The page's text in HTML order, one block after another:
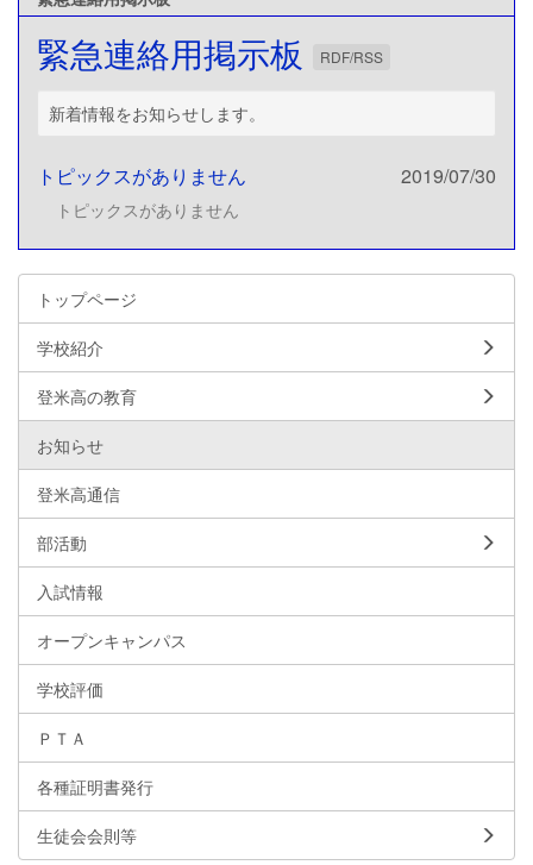
緊急連絡用掲示板 RDF/RSS
新着情報をお知らせします。
トピックスがありません 2019/07/30
トピックスがありません
トップページ
学校紹介
登米高の教育
お知らせ
登米高通信
部活動
入試情報
オープンキャンパス
学校評価
ＰＴＡ
各種証明書発行
生徒会会則等